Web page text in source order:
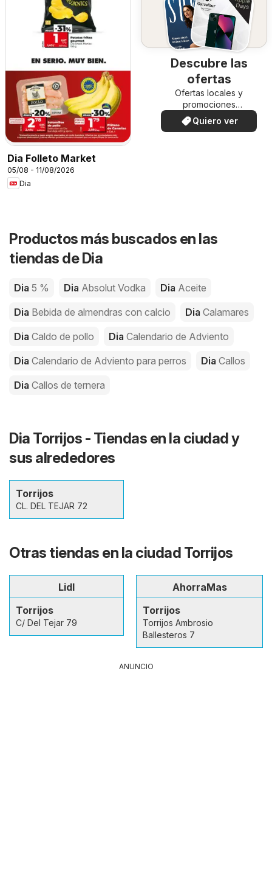
Dia Folleto Market
05/08 - 11/08/2026
Dia
Descubre las
ofertas
Ofertas locales y
promociones
especiales.
Quiero ver
Productos más buscados en las
tiendas de Dia
Dia 5 % Dia Absolut Vodka Dia Aceite
Dia Bebida de almendras con calcio Dia Calamares
Dia Caldo de pollo Dia Calendario de Adviento
Dia Calendario de Adviento para perros Dia Callos
Dia Callos de ternera
Dia Torrijos - Tiendas en la ciudad y
sus alrededores
Torrijos
CL. DEL TEJAR 72
Otras tiendas en la ciudad Torrijos
Lidl
Torrijos
C/ Del Tejar 79
AhorraMas
Torrijos
Torrijos Ambrosio
Ballesteros 7
ANUNCIO